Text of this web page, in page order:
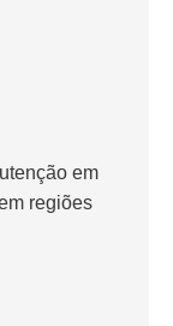
em
regiões